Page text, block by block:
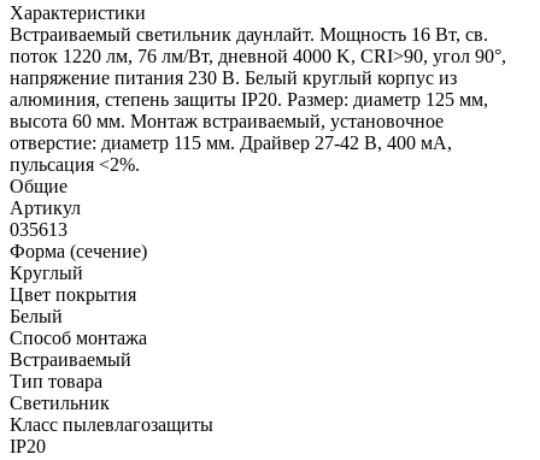
Характеристики
Встраиваемый светильник даунлайт. Мощность 16 Вт, св.
поток 1220 лм, 76 лм/Вт, дневной 4000 K, CRI>90, угол 90°,
напряжение питания 230 В. Белый круглый корпус из
алюминия, степень защиты IP20. Размер: диаметр 125 мм,
высота 60 мм. Монтаж встраиваемый, установочное
отверстие: диаметр 115 мм. Драйвер 27-42 В, 400 мА,
пульсация <2%.
Общие
Артикул
035613
Форма (сечение)
Круглый
Цвет покрытия
Белый
Способ монтажа
Встраиваемый
Тип товара
Светильник
Класс пылевлагозащиты
IP20